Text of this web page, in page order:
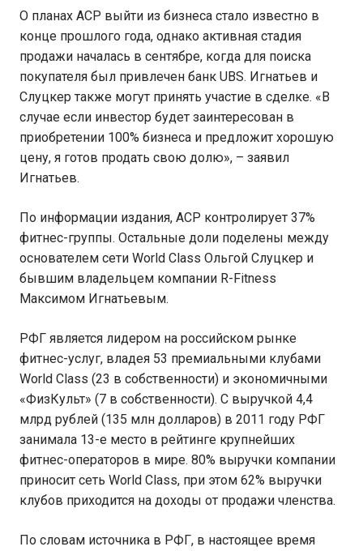
О планах ACP выйти из бизнеса стало известно в
конце прошлого года, однако активная стадия
продажи началась в сентябре, когда для поиска
покупателя был привлечен банк UBS. Игнатьев и
Слуцкер также могут принять участие в сделке. «В
случае если инвестор будет заинтересован в
приобретении 100% бизнеса и предложит хорошую
цену, я готов продать свою долю», – заявил
Игнатьев.
По информации издания, ACP контролирует 37%
фитнес-группы. Остальные доли поделены между
основателем сети World Class Ольгой Слуцкер и
бывшим владельцем компании R-Fitness
Максимом Игнатьевым.
РФГ является лидером на российском рынке
фитнес-услуг, владея 53 премиальными клубами
World Class (23 в собственности) и экономичными
«ФизКульт» (7 в собственности). С выручкой 4,4
млрд рублей (135 млн долларов) в 2011 году РФГ
занимала 13-е место в рейтинге крупнейших
фитнес-операторов в мире. 80% выручки компании
приносит сеть World Class, при этом 62% выручки
клубов приходится на доходы от продажи членства.
По словам источника в РФГ, в настоящее время